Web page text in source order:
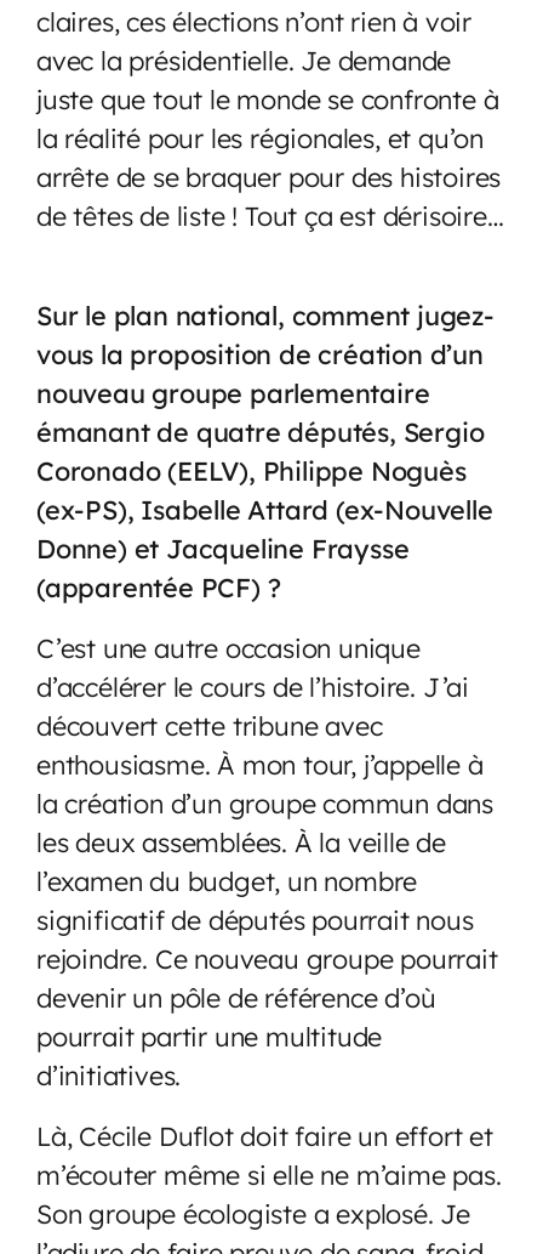
claires, ces élections n’ont rien à voir
avec la présidentielle. Je demande
juste que tout le monde se confronte à
la réalité pour les régionales, et qu’on
arrête de se braquer pour des histoires
de têtes de liste ! Tout ça est dérisoire…
Sur le plan national, comment jugez-
vous la proposition de création d’un
nouveau groupe parlementaire
émanant de quatre députés, Sergio
Coronado (EELV), Philippe Noguès
(ex-PS), Isabelle Attard (ex-Nouvelle
Donne) et Jacqueline Fraysse
(apparentée PCF) ?
C’est une autre occasion unique
d’accélérer le cours de l’histoire. J’ai
découvert cette tribune avec
enthousiasme. À mon tour, j’appelle à
la création d’un groupe commun dans
les deux assemblées. À la veille de
l’examen du budget, un nombre
significatif de députés pourrait nous
rejoindre. Ce nouveau groupe pourrait
devenir un pôle de référence d’où
pourrait partir une multitude
d’initiatives.
Là, Cécile Duflot doit faire un effort et
m’écouter même si elle ne m’aime pas.
Son groupe écologiste a explosé. Je